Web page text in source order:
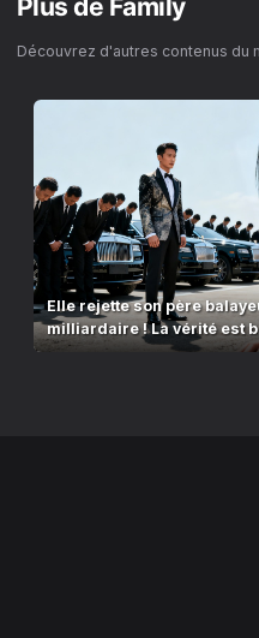
Plus de Family
Découvrez d'autres contenus du
Elle rejette son père
milliardaire ! La vérité est